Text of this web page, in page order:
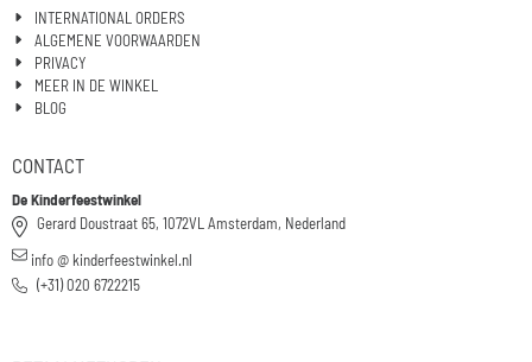
INTERNATIONAL ORDERS
ALGEMENE VOORWAARDEN
PRIVACY
MEER IN DE WINKEL
BLOG
CONTACT
De Kinderfeestwinkel
Gerard Doustraat 65, 1072VL Amsterdam, Nederland
info @ kinderfeestwinkel.nl
(+31) 020 6722215